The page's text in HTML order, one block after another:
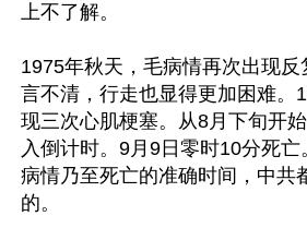
上不了解。
1975年秋天，毛病情再次出现
言不清，行走也显得更加困难。
现三次心肌梗塞。从8月下旬开
入倒计时。9月9日零时10分死
病情乃至死亡的准确时间，中共
的。